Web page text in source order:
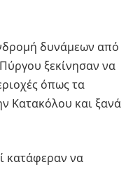
δυνάμεων από
ξεκίνησαν να
όπως τα
Κατακόλου και ξανά
κατάφεραν να